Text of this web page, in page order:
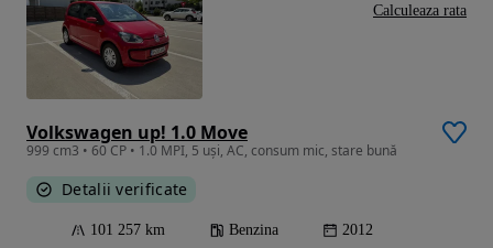
Volkswagen up! 1.0 Move
999 cm3 • 60 CP • 1.0 MPI, 5 uși, AC, consum mic, stare bună
Detalii verificate
101 257 km Benzina 2012
Calculeaza rata